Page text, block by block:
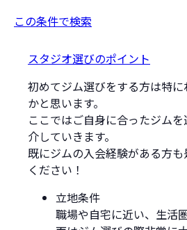
この条件で検索
スタジオ選びのポイント
初めてジム選びをする方は特
かと思います。
ここではご自身に合ったジム
介していきます。
既にジムの入会経験がある方
ください！
立地条件
職場や自宅に近い、生活